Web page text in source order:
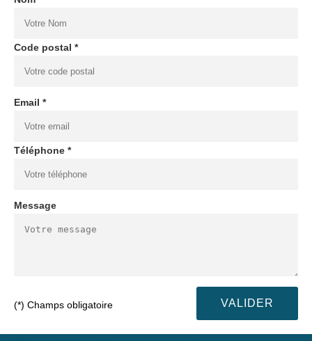
Code postal *
Email *
Téléphone *
Message
(*) Champs obligatoire